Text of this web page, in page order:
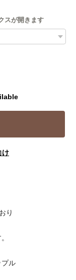
スが開きます
け
り
プル